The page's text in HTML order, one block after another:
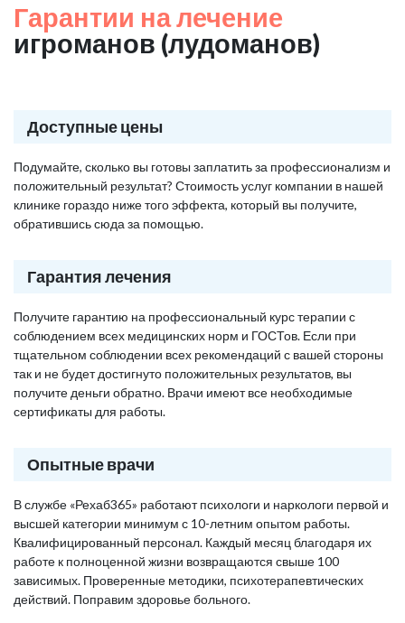
Гарантии на лечение
игроманов (лудоманов)
Доступные цены
Подумайте, сколько вы готовы заплатить за профессионализм и
положительный результат? Стоимость услуг компании в нашей
клинике гораздо ниже того эффекта, который вы получите,
обратившись сюда за помощью.
Гарантия лечения
Получите гарантию на профессиональный курс терапии с
соблюдением всех медицинских норм и ГОСТов. Если при
тщательном соблюдении всех рекомендаций с вашей стороны
так и не будет достигнуто положительных результатов, вы
получите деньги обратно. Врачи имеют все необходимые
сертификаты для работы.
Опытные врачи
В службе «Рехаб365» работают психологи и наркологи первой и
высшей категории минимум с 10-летним опытом работы.
Квалифицированный персонал. Каждый месяц благодаря их
работе к полноценной жизни возвращаются свыше 100
зависимых. Проверенные методики, психотерапевтических
действий. Поправим здоровье больного.